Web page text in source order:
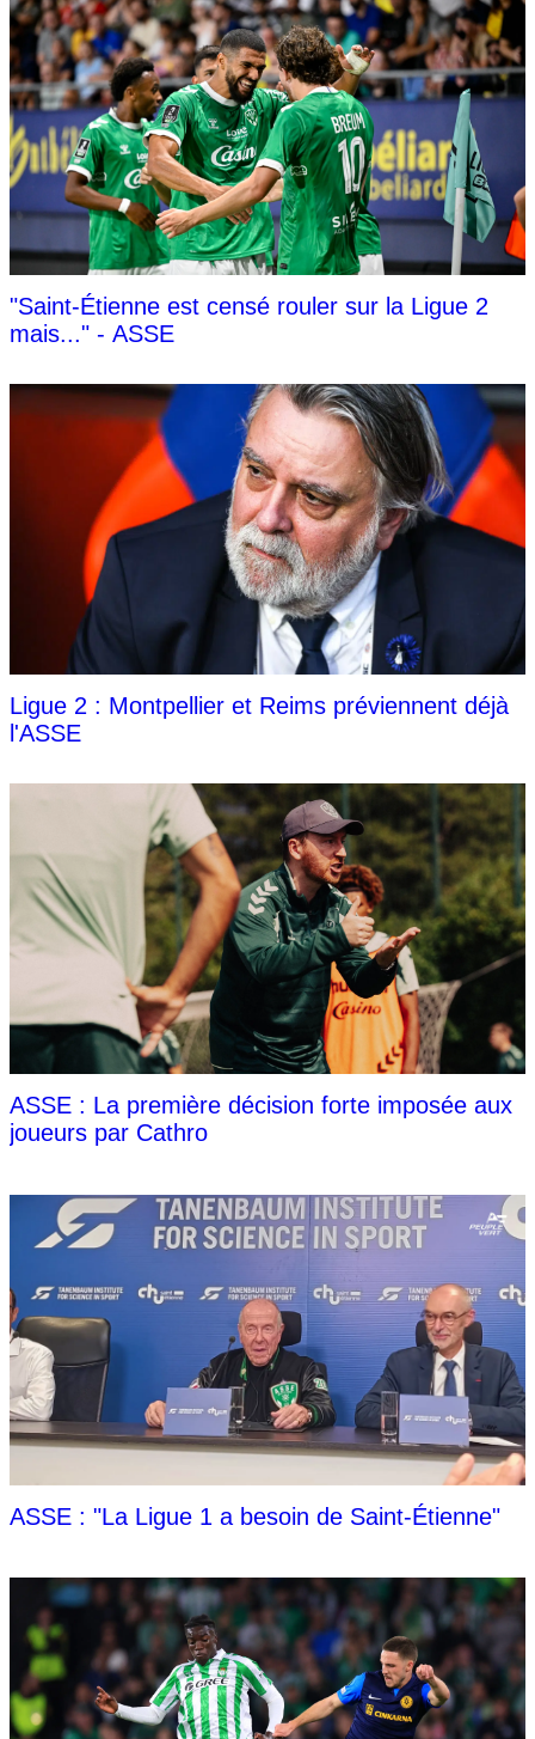
"Saint-Étienne est censé rouler sur la Ligue 2
mais..." - ASSE
Ligue 2 : Montpellier et Reims préviennent déjà
l'ASSE
ASSE : La première décision forte imposée aux
joueurs par Cathro
ASSE : "La Ligue 1 a besoin de Saint-Étienne"